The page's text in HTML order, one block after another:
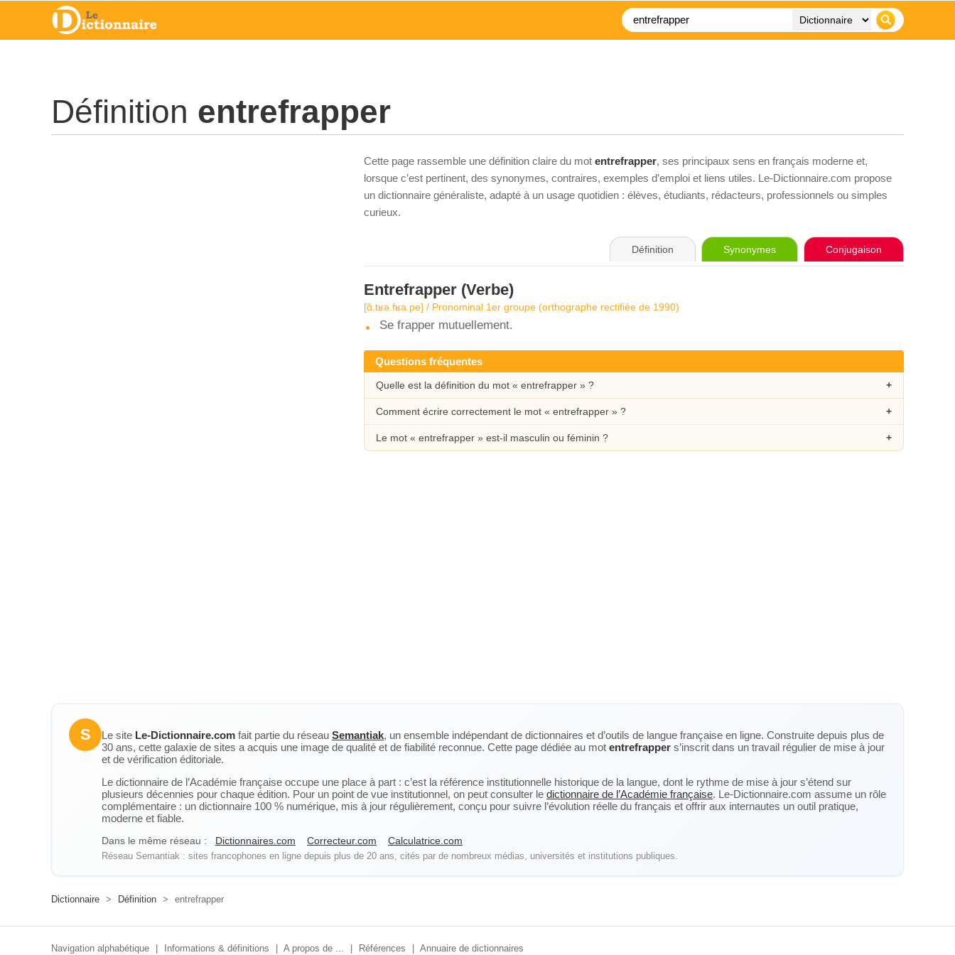
Définition entrefrapper
Cette page rassemble une définition claire du mot entrefrapper, ses principaux sens en français moderne et,
lorsque c’est pertinent, des synonymes, contraires, exemples d’emploi et liens utiles. Le-Dictionnaire.com propose
un dictionnaire généraliste, adapté à un usage quotidien : élèves, étudiants, rédacteurs, professionnels ou simples
curieux.
Définition Synonymes Conjugaison
Entrefrapper (Verbe)
[ɑ̃.tʁə.fʁa.pe] / Pronominal 1er groupe (orthographe rectifiée de 1990)
Se frapper mutuellement.
Questions fréquentes
Quelle est la définition du mot « entrefrapper » ?
Comment écrire correctement le mot « entrefrapper » ?
Le mot « entrefrapper » est-il masculin ou féminin ?
S Le site Le-Dictionnaire.com fait partie du réseau Semantiak, un ensemble indépendant de dictionnaires et d’outils de langue française en ligne. Construite depuis plus de
30 ans, cette galaxie de sites a acquis une image de qualité et de fiabilité reconnue. Cette page dédiée au mot entrefrapper s’inscrit dans un travail régulier de mise à jour
et de vérification éditoriale.
Le dictionnaire de l’Académie française occupe une place à part : c’est la référence institutionnelle historique de la langue, dont le rythme de mise à jour s’étend sur
plusieurs décennies pour chaque édition. Pour un point de vue institutionnel, on peut consulter le dictionnaire de l’Académie française. Le-Dictionnaire.com assume un rôle
complémentaire : un dictionnaire 100 % numérique, mis à jour régulièrement, conçu pour suivre l’évolution réelle du français et offrir aux internautes un outil pratique,
moderne et fiable.
Dans le même réseau : Dictionnaires.com Correcteur.com Calculatrice.com
Réseau Semantiak : sites francophones en ligne depuis plus de 20 ans, cités par de nombreux médias, universités et institutions publiques.
Dictionnaire > Définition > entrefrapper
Navigation alphabétique Informations & définitions A propos de ... Références Annuaire de dictionnaires